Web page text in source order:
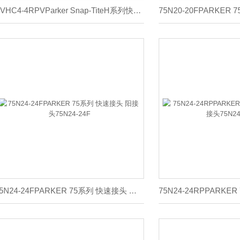
SVHC4-4RPVParker Snap-TiteH系列快速接头SVHC4-4RPV
75N24-24FPARKER 75系列 快速接头 阳接头75N24-24F